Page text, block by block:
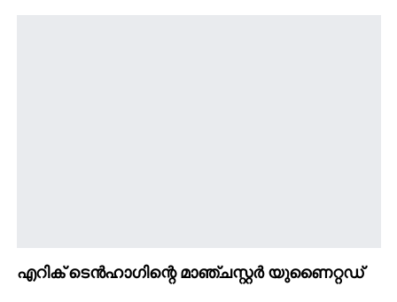
എറിക് ടെൻഹാഗിന്റെ മാഞ്ചസ്റ്റർ യുണൈറ്റഡ്